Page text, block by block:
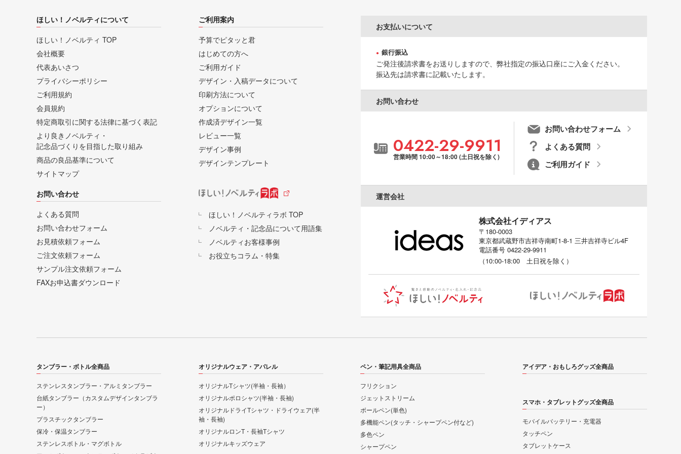
ほしい！ノベルティについて
ほしい！ノベルティ TOP
会社概要
代表あいさつ
プライバシーポリシー
ご利用規約
会員規約
特定商取引に関する法律に基づく表記
より良きノベルティ・
記念品づくりを目指した取り組み
商品の良品基準について
サイトマップ
ご利用案内
予算でピタッと君
はじめての方へ
ご利用ガイド
デザイン・入稿データについて
印刷方法について
オプションについて
作成済デザイン一覧
レビュー一覧
デザイン事例
デザインテンプレート
お問い合わせ
よくある質問
お問い合わせフォーム
お見積依頼フォーム
ご注文依頼フォーム
サンプル注文依頼フォーム
FAXお申込書ダウンロード
ほしい！ノベルティラボ TOP
ノベルティ・記念品について用語集
ノベルティお客様事例
お役立ちコラム・特集
お支払いについて
銀行振込
ご発注後請求書をお送りしますので、弊社指定の振込口座にご入金ください。
振込先は請求書に記載いたします。
お問い合わせ
0422-29-9911
営業時間 10:00～18:00 (土日祝を除く)
お問い合わせフォーム
よくある質問
ご利用ガイド
運営会社
株式会社イディアス
〒180-0003
東京都武蔵野市吉祥寺南町1-8-1 三井吉祥寺ビル4F
電話番号 0422-29-9911
（10:00-18:00 土日祝を除く）
タンブラー・ボトル全商品
ステンレスタンブラー・アルミタンブラー
台紙タンブラー（カスタムデザインタンブラ
ー）
プラスチックタンブラー
保冷・保温タンブラー
ステンレスボトル・マグボトル
オリジナルウェア・アパレル
オリジナルTシャツ(半袖・長袖）
オリジナルポロシャツ(半袖・長袖)
オリジナルドライTシャツ・ドライウェア(半
袖・長袖)
オリジナルロンT・長袖Tシャツ
オリジナルキッズウェア
ペン・筆記用具全商品
フリクション
ジェットストリーム
ボールペン(単色)
多機能ペン(タッチ・シャープペン付など)
多色ペン
シャープペン
アイデア・おもしろグッズ全商品
スマホ・タブレットグッズ全商品
モバイルバッテリー・充電器
タッチペン
タブレットケース